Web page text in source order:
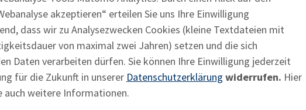
akzeptieren“ erteilen Sie uns Ihre Einwilligung
dass wir zu Analysezwecken Cookies (kleine Textdateien mit
von maximal zwei Jahren) setzen und die sich
Daten verarbeiten dürfen. Sie können Ihre Einwilligung jederzeit
für die Zukunft in unserer Datenschutzerklärung widerrufen. Hier
auch weitere Informationen.
und konzertierte Maßnahmen bei
die neue Möglichkeit des „Click&Collect“-
nach Ankündigung der Bayerischen
wird. „Diese Abholmöglichkeiten für